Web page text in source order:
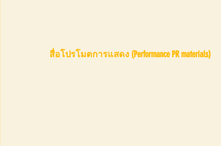
สื่อโปรโมตการแสดง (Performance PR materials)